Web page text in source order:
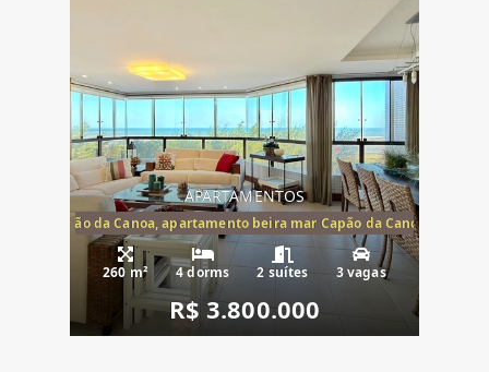
APARTAMENTOS
mar Capão da Canoa, apartamento beira mar Capão da Canoa,
260 m² 4 dorms 2 suítes 3 vagas
R$ 3.800.000